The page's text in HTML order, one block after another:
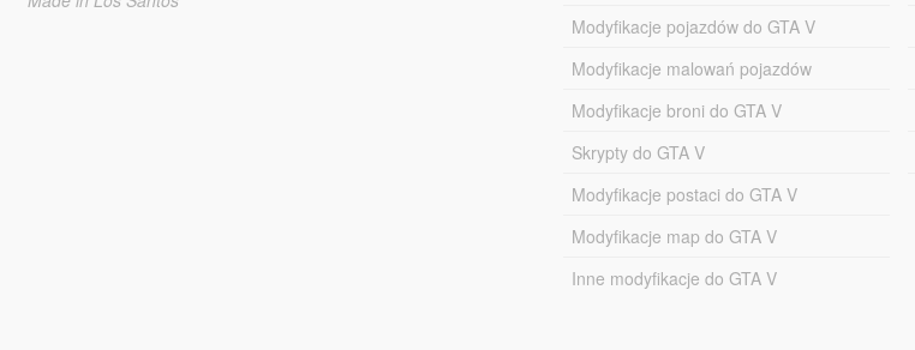
Modyfikacje pojazdów do GTA V
Modyfikacje malowań pojazdów
Modyfikacje broni do GTA V
Skrypty do GTA V
Modyfikacje postaci do GTA V
Modyfikacje map do GTA V
Inne modyfikacje do GTA V